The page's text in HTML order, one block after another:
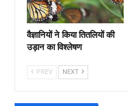
वैज्ञानियों ने किया तितलियों की
उड़ान का विश्लेषण
PREV NEXT